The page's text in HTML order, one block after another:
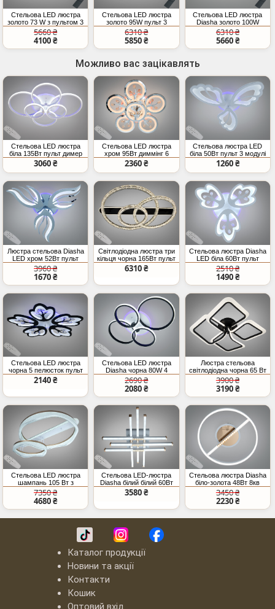
Стельова LED люстра
золото 73 W з пультом 3
режими
5660 ₴
4100 ₴
Стельова LED люстра
золото 95W пульт 3
кільця 3 режими
6310 ₴
5850 ₴
Стельова LED люстра
Diasha золото 100W
пульт
6310 ₴
5660 ₴
Можливо вас зацікавлять
Стельова LED люстра
біла 135Вт пульт димер
3060 ₴
Стельова LED люстра
хром 95Вт диммінг 6
кілець
2360 ₴
Стельова люстра LED
біла 50Вт пульт 3 модулі
1260 ₴
Люстра стельова Diasha
LED хром 52Вт пульт
3960 ₴
1670 ₴
Світлодіодна люстра три
кільця чорна 165Вт пульт
6310 ₴
Стельова люстра Diasha
LED біла 60Вт пульт
димер
2510 ₴
1490 ₴
Стельова LED люстра
чорна 5 пелюсток пульт
димер
2140 ₴
Стельова LED люстра
Diasha чорна 80W 4
кільця
2690 ₴
2080 ₴
Люстра стельова
світлодіодна чорна 65 Вт
3900 ₴
3190 ₴
Стельова LED люстра
шампань 105 Вт з
пультом
7350 ₴
4680 ₴
Стельова LED-люстра
Diasha білий білий 60Вт
пульт
3580 ₴
Стельова люстра Diasha
біло-золота 48Вт 8кв
пульт
3450 ₴
2230 ₴
Каталог продукції
Новини та акції
Контакти
Кошик
Оптовий вхід